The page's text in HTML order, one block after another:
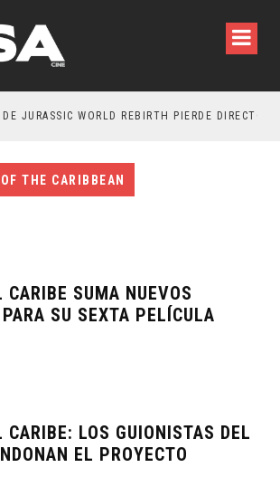
JURASSIC WORLD REBIRTH PIERDE DIRECTOR
THE CARIBBEAN
CARIBE SUMA NUEVOS
SU SEXTA PELÍCULA
CARIBE: LOS GUIONISTAS DEL
EL PROYECTO